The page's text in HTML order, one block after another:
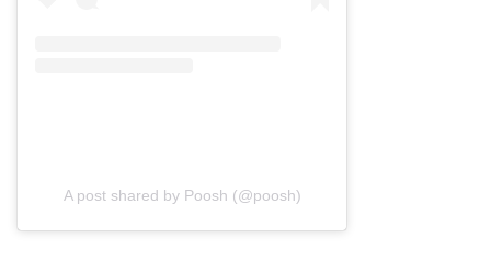
A post shared by Poosh (@poosh)